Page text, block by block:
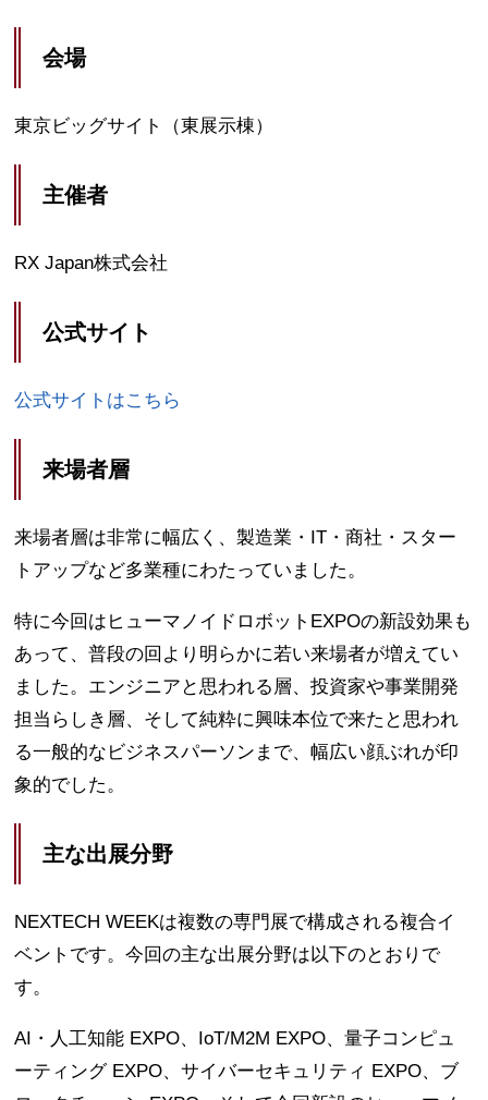
会場
東京ビッグサイト（東展示棟）
主催者
RX Japan株式会社
公式サイト
公式サイトはこちら
来場者層
来場者層は非常に幅広く、製造業・IT・商社・スター
トアップなど多業種にわたっていました。
特に今回はヒューマノイドロボットEXPOの新設効果も
あって、普段の回より明らかに若い来場者が増えてい
ました。エンジニアと思われる層、投資家や事業開発
担当らしき層、そして純粋に興味本位で来たと思われ
る一般的なビジネスパーソンまで、幅広い顔ぶれが印
象的でした。
主な出展分野
NEXTECH WEEKは複数の専門展で構成される複合イ
ベントです。今回の主な出展分野は以下のとおりで
す。
AI・人工知能 EXPO、IoT/M2M EXPO、量子コンピュ
ーティング EXPO、サイバーセキュリティ EXPO、ブ